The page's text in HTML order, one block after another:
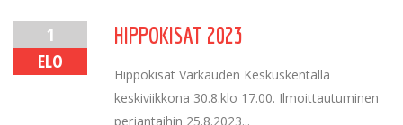
1
ELO
HIPPOKISAT 2023
Hippokisat Varkauden Keskuskentällä
keskiviikkona 30.8.klo 17.00. Ilmoittautuminen
perjantaihin 25.8.2023...